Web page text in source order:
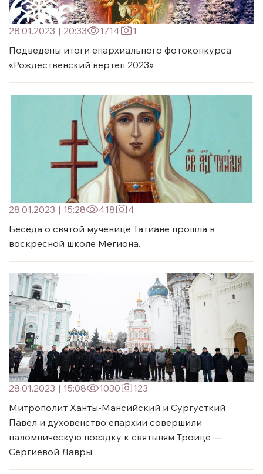
28.01.2023 | 20:33 1714
1
Подведены итоги епархиального фотоконкурса
«Рождественский вертеп 2023»
28.01.2023 | 15:28 418
4
Беседа о святой мученице Татиане прошла в
воскресной школе Мегиона.
28.01.2023 | 15:08 1030
123
Митрополит Ханты-Мансийский и Сургусткий
Павел и духовенство епархии совершили
паломническую поездку к святыням Троице —
Сергиевой Лавры